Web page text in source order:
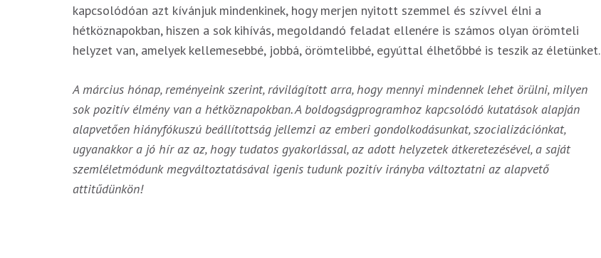
kapcsolódóan azt kívánjuk mindenkinek, hogy merjen nyitott szemmel és szívvel élni a
hétköznapokban, hiszen a sok kihívás, megoldandó feladat ellenére is számos olyan örömteli
helyzet van, amelyek kellemesebbé, jobbá, örömtelibbé, egyúttal élhetőbbé is teszik az életünket.
A március hónap, reményeink szerint, rávilágított arra, hogy mennyi mindennek lehet örülni, milyen
sok pozitív élmény van a hétköznapokban. A boldogságprogramhoz kapcsolódó kutatások alapján
alapvetően hiányfókuszú beállítottság jellemzi az emberi gondolkodásunkat, szocializációnkat,
ugyanakkor a jó hír az az, hogy tudatos gyakorlással, az adott helyzetek átkeretezésével, a saját
szemléletmódunk megváltoztatásával igenis tudunk pozitív irányba változtatni az alapvető
attitűdünkön!